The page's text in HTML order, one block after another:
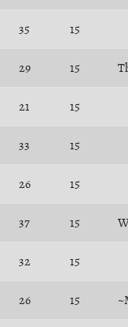
35 15
29 15
21 15
33 15
26 15
37 15
32 15
26 15